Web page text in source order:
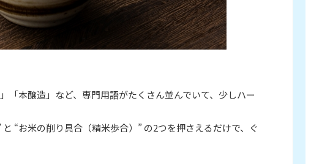
「本醸造」など、専門用語がたくさん並んでいて、少しハー
“お米の削り具合（精米歩合）” の2つを押さえるだけで、ぐ